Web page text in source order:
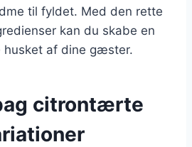
til fyldet. Med den rette
kan du skabe en
af dine gæster.
citrontærte